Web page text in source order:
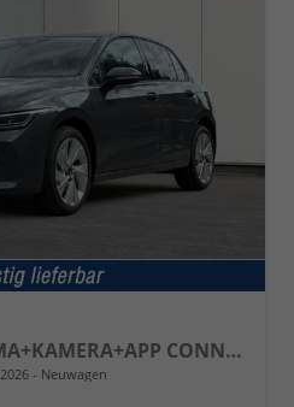
Prime ACC+SHZ+KLIMA+KAMERA+APP CONNECT+LED+17" ALU
Neuwagen